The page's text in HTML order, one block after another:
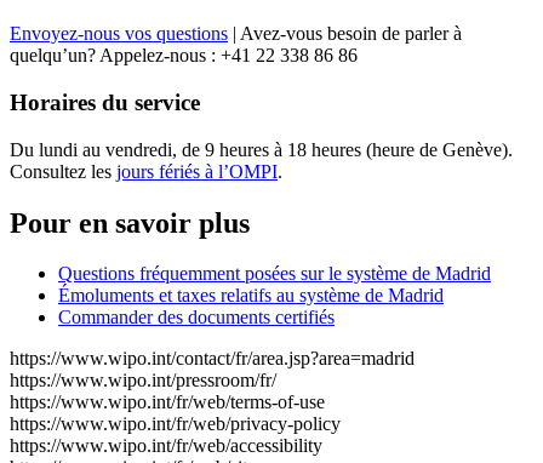
Envoyez-nous vos questions | Avez-vous besoin de parler à
quelqu’un? Appelez-nous : +41 22 338 86 86
Horaires du service
Du lundi au vendredi, de 9 heures à 18 heures (heure de Genève).
Consultez les jours fériés à l’OMPI.
Pour en savoir plus
Questions fréquemment posées sur le système de Madrid
Émoluments et taxes relatifs au système de Madrid
Commander des documents certifiés
https://www.wipo.int/contact/fr/area.jsp?area=madrid
https://www.wipo.int/pressroom/fr/
https://www.wipo.int/fr/web/terms-of-use
https://www.wipo.int/fr/web/privacy-policy
https://www.wipo.int/fr/web/accessibility